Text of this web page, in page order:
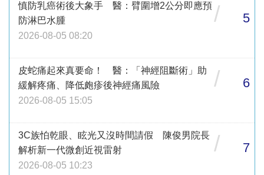
慎防乳癌術後大象手 醫：臂圍增2公分即應預
防淋巴水腫
2026-08-05 08:20
/ 5
皮蛇痛起來真要命！ 醫：「神經阻斷術」助
緩解疼痛、降低皰疹後神經痛風險
2026-08-05 15:05
/ 6
3C族怕乾眼、眩光又沒時間請假 陳俊男院長
解析新一代微創近視雷射
2026-08-05 10:23
/ 7